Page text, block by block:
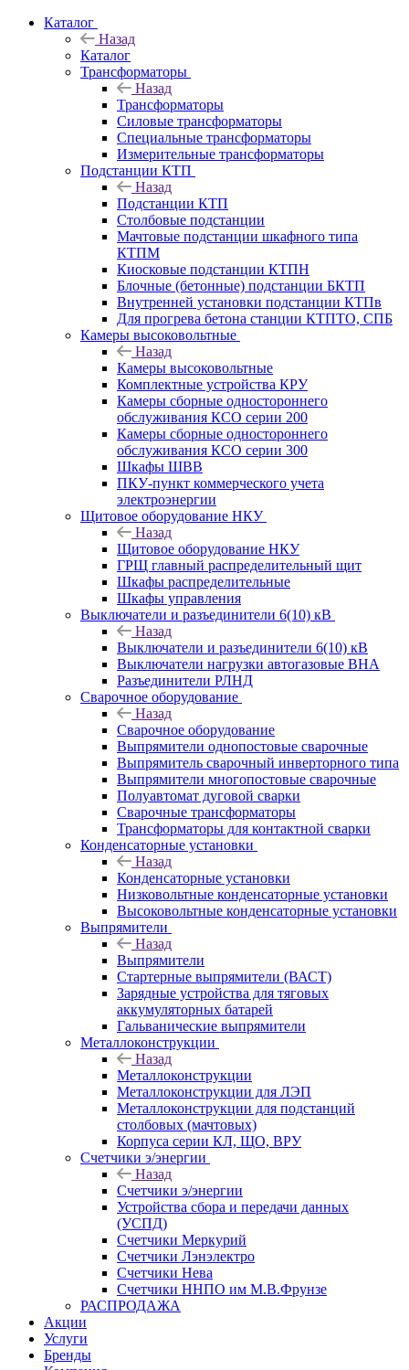
Каталог
Назад
Каталог
Трансформаторы
Назад
Трансформаторы
Силовые трансформаторы
Специальные трансформаторы
Измерительные трансформаторы
Подстанции КТП
Назад
Подстанции КТП
Столбовые подстанции
Мачтовые подстанции шкафного типа
КТПМ
Киосковые подстанции КТПН
Блочные (бетонные) подстанции БКТП
Внутренней установки подстанции КТПв
Для прогрева бетона станции КТПТО, СПБ
Камеры высоковольтные
Назад
Камеры высоковольтные
Комплектные устройства КРУ
Камеры сборные одностороннего
обслуживания КСО серии 200
Камеры сборные одностороннего
обслуживания КСО серии 300
Шкафы ШВВ
ПКУ-пункт коммерческого учета
электроэнергии
Щитовое оборудование НКУ
Назад
Щитовое оборудование НКУ
ГРЩ главный распределительный щит
Шкафы распределительные
Шкафы управления
Выключатели и разъединители 6(10) кВ
Назад
Выключатели и разъединители 6(10) кВ
Выключатели нагрузки автогазовые ВНА
Разъединители РЛНД
Сварочное оборудование
Назад
Сварочное оборудование
Выпрямители однопостовые сварочные
Выпрямитель сварочный инверторного типа
Выпрямители многопостовые сварочные
Полуавтомат дуговой сварки
Сварочные трансформаторы
Трансформаторы для контактной сварки
Конденсаторные установки
Назад
Конденсаторные установки
Низковольтные конденсаторные установки
Высоковольтные конденсаторные установки
Выпрямители
Назад
Выпрямители
Стартерные выпрямители (ВАСТ)
Зарядные устройства для тяговых
аккумуляторных батарей
Гальванические выпрямители
Металлоконструкции
Назад
Металлоконструкции
Металлоконструкции для ЛЭП
Металлоконструкции для подстанций
столбовых (мачтовых)
Корпуса серии КЛ, ЩО, ВРУ
Счетчики э/энергии
Назад
Счетчики э/энергии
Устройства сбора и передачи данных
(УСПД)
Счетчики Меркурий
Счетчики Лэнэлектро
Счетчики Нева
Счетчики ННПО им М.В.Фрунзе
РАСПРОДАЖА
Акции
Услуги
Бренды